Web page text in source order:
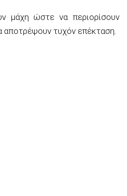
μάχη ώστε να περιορίσουν
αποτρέψουν τυχόν επέκταση.